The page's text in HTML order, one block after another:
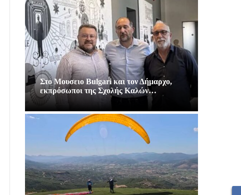
Στο Μουσειο Bulgari και τον Δήμαρχο,
εκπρόσωποι της Σχολής Καλών…